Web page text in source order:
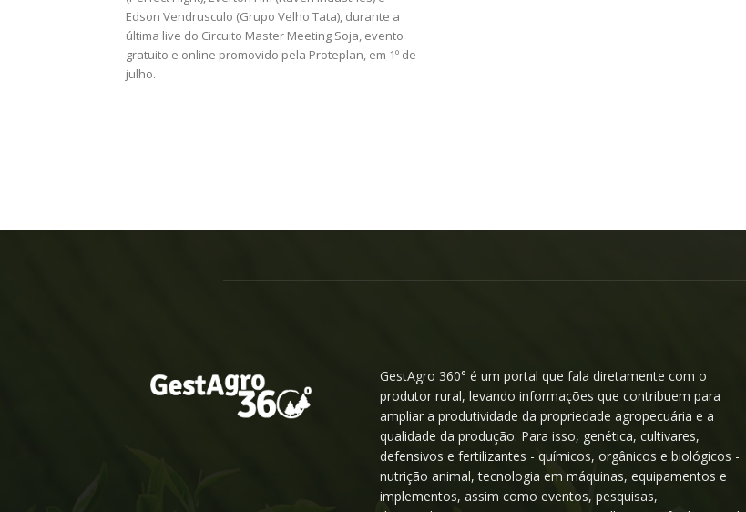
Edson Vendrusculo (Grupo Velho Tata), durante a
última live do Circuito Master Meeting Soja, evento
gratuito e online promovido pela Proteplan, em 1º de
julho.
GestAgro 360° é um portal que fala diretamente com o
produtor rural, levando informações que contribuem para
ampliar a produtividade da propriedade agropecuária e a
qualidade da produção. Para isso, genética, cultivares,
defensivos e fertilizantes - químicos, orgânicos e biológicos -
nutrição animal, tecnologia em máquinas, equipamentos e
implementos, assim como eventos, pesquisas,